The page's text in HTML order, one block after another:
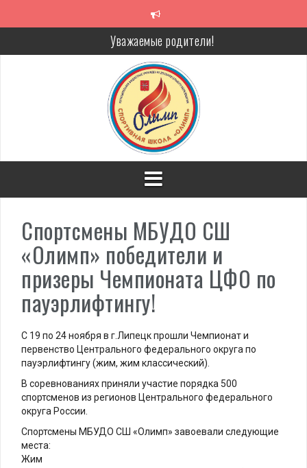
Уважаемые родители!
Алкоголь — путь в никуда
Решение спора без суда
Проголосуй за объекты благоустройства!
Спортсмены МБУДО СШ
«Олимп» победители и
призеры Чемпионата ЦФО по
пауэрлифтингу!
С 19 по 24 ноября в г.Липецк прошли Чемпионат и
первенство Центрального федерального округа по
пауэрлифтингу (жим, жим классический).
В соревнованиях приняли участие порядка 500
спортсменов из регионов Центрального федерального
округа России.
Спортсмены МБУДО СШ «Олимп» завоевали следующие
места:
Жим